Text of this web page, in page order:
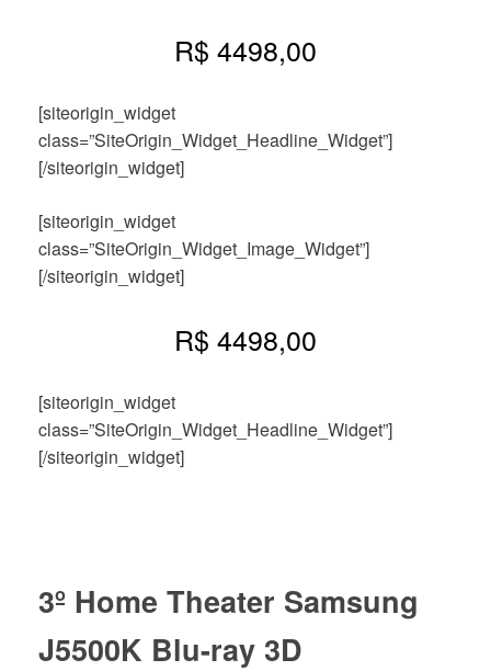
R$ 4498,00
[siteorigin_widget
class=”SiteOrigin_Widget_Headline_Widget”]
[/siteorigin_widget]
[siteorigin_widget
class=”SiteOrigin_Widget_Image_Widget”]
[/siteorigin_widget]
R$ 4498,00
[siteorigin_widget
class=”SiteOrigin_Widget_Headline_Widget”]
[/siteorigin_widget]
3º Home Theater Samsung
J5500K Blu-ray 3D